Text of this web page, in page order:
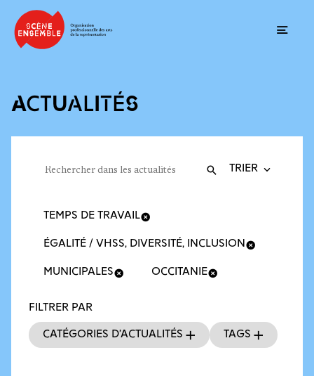
ACTUALITÉS
Recherche
Valider
FILTRER PAR
Catégories d’actualités Tags
TEMPS DE TRAVAIL
ÉGALITÉ / VHSS, DIVERSITÉ, INCLUSION
MUNICIPALES OCCITANIE